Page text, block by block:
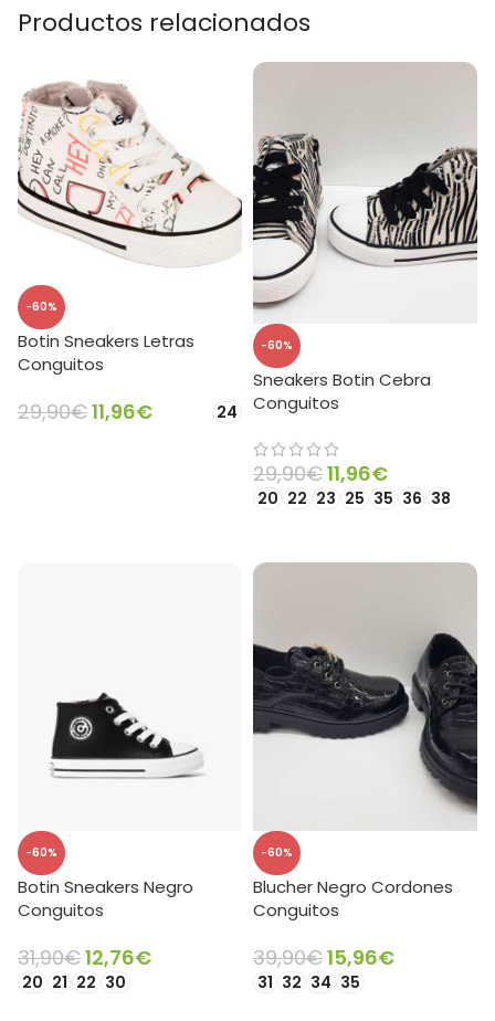
Productos relacionados
-60%
Botin Sneakers Letras
Conguitos
29,90€11,96€ 24
-60%
Sneakers Botin Cebra
Conguitos
29,90€11,96€
20 22 23 25 35 36 38
-60%
Botin Sneakers Negro
Conguitos
31,90€12,76€
20 21 22 30
-60%
Blucher Negro Cordones
Conguitos
39,90€15,96€
31 32 34 35